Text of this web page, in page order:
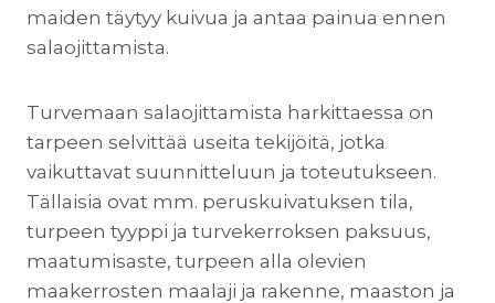
maiden täytyy kuivua ja antaa painua ennen
salaojittamista.
Turvemaan salaojittamista harkittaessa on
tarpeen selvittää useita tekijöitä, jotka
vaikuttavat suunnitteluun ja toteutukseen.
Tällaisia ovat mm. peruskuivatuksen tila,
turpeen tyyppi ja turvekerroksen paksuus,
maatumisaste, turpeen alla olevien
maakerrosten maalaji ja rakenne, maaston ja